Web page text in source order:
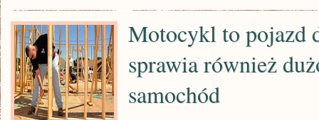
Motocykl to pojazd
sprawia również
samochód